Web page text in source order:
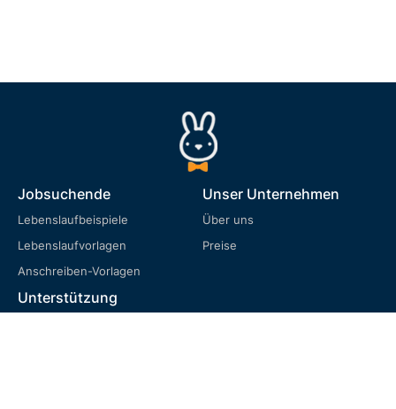
Jobsuchende
Lebenslaufbeispiele
Lebenslaufvorlagen
Anschreiben-Vorlagen
Unser Unternehmen
Über uns
Preise
Unterstützung